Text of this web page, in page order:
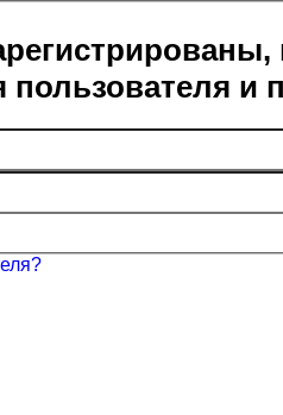
пользователя и